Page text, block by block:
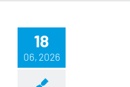
18
06, 2026